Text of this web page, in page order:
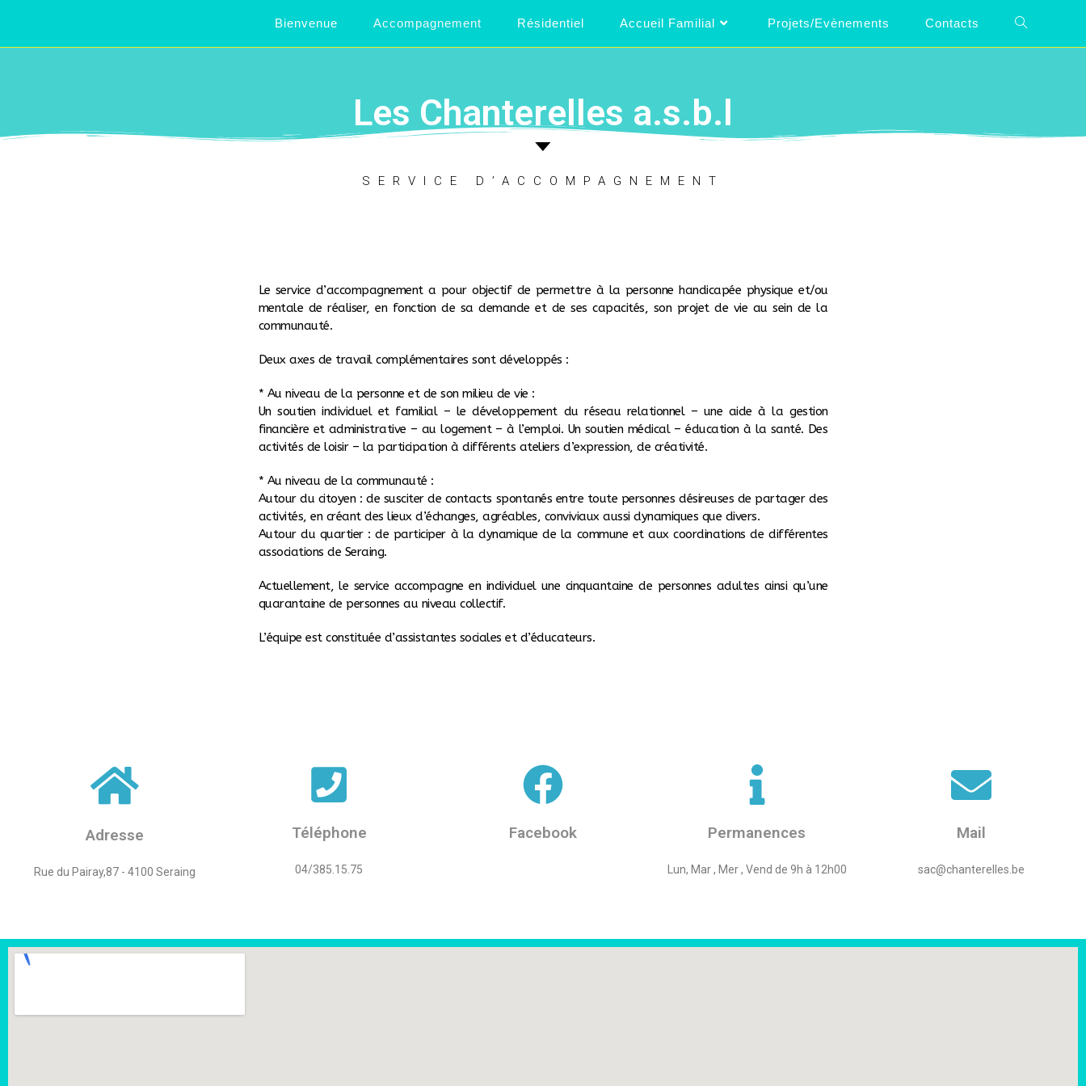
Bienvenue Accompagnement Résidentiel Accueil Familial Projets/Evènements Contacts
Les Chanterelles a.s.b.l
SERVICE D’ACCOMPAGNEMENT
Le service d’accompagnement a pour objectif de permettre à la personne handicapée physique et/ou
mentale de réaliser, en fonction de sa demande et de ses capacités, son projet de vie au sein de la
communauté.
Deux axes de travail complémentaires sont développés :
* Au niveau de la personne et de son milieu de vie :
Un soutien individuel et familial – le développement du réseau relationnel – une aide à la gestion
financière et administrative – au logement – à l’emploi. Un soutien médical – éducation à la santé. Des
activités de loisir – la participation à différents ateliers d’expression, de créativité.
* Au niveau de la communauté :
Autour du citoyen : de susciter de contacts spontanés entre toute personnes désireuses de partager des
activités, en créant des lieux d’échanges, agréables, conviviaux aussi dynamiques que divers.
Autour du quartier : de participer à la dynamique de la commune et aux coordinations de différentes
associations de Seraing.
Actuellement, le service accompagne en individuel une cinquantaine de personnes adultes ainsi qu’une
quarantaine de personnes au niveau collectif.
L’équipe est constituée d’assistantes sociales et d’éducateurs.
Adresse
Rue du Pairay,87 - 4100 Seraing
Téléphone
04/385.15.75
Facebook Permanences
Lun, Mar , Mer , Vend de 9h à 12h00
Mail
sac@chanterelles.be